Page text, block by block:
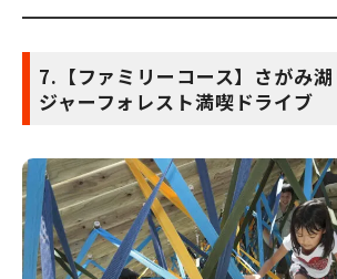
7.【ファミリーコース】さがみ
ジャーフォレスト満喫ドライブ